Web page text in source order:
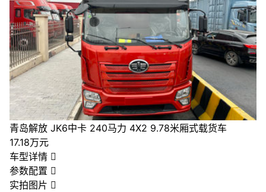
青岛解放 JK6中卡 240马力 4X2 9.78米厢式载货车
17.18万元
车型详情 
参数配置 
实拍图片 